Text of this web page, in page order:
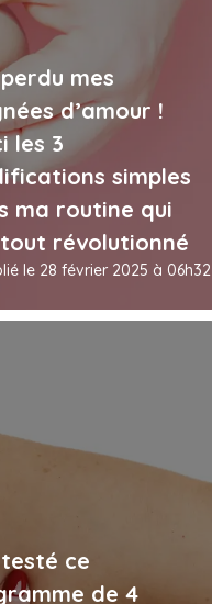
mes
d’amour !
les 3
simples
ma routine qui
révolutionné
le 28 février 2025 à 06h32
testé ce
de 4